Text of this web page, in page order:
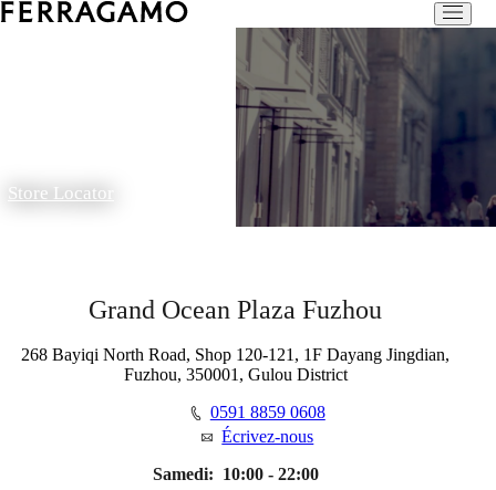
Store Locator
Grand Ocean Plaza Fuzhou
268 Bayiqi North Road, Shop 120-121, 1F Dayang Jingdian,
Fuzhou, 350001, Gulou District
0591 8859 0608
Écrivez-nous
Samedi: 10:00 - 22:00